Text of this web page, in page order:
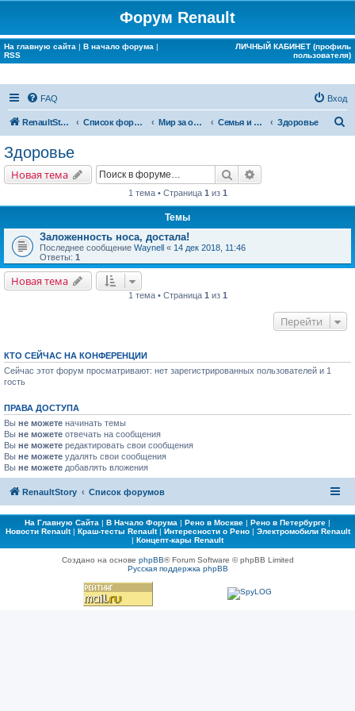
Форум Renault
На главную сайта | В начало форума |
RSS
ЛИЧНЫЙ КАБИНЕТ (профиль
пользователя)
FAQ Вход
RenaultStory Список форумов Мир за окном Renault Семья и дом Здоровье
Здоровье
Новая тема Поиск
1 тема • Страница 1 из 1
Темы
Заложенность носа, достала!
Последнее сообщение Waynell « 14 дек 2018, 11:46
Ответы: 1
Новая тема
1 тема • Страница 1 из 1
Перейти
КТО СЕЙЧАС НА КОНФЕРЕНЦИИ
Сейчас этот форум просматривают: нет зарегистрированных пользователей и 1
гость
ПРАВА ДОСТУПА
Вы не можете начинать темы
Вы не можете отвечать на сообщения
Вы не можете редактировать свои сообщения
Вы не можете удалять свои сообщения
Вы не можете добавлять вложения
RenaultStory Список форумов
На Главную Сайта | В Начало Форума | Рено в Москве | Рено в Петербурге |
Новости Renault| Краш-тесты Renault| Интересности о Рено| Электромобили Renault
| Концепт-кары Renault
Создано на основе phpBB® Forum Software © phpBB Limited
Русская поддержка phpBB